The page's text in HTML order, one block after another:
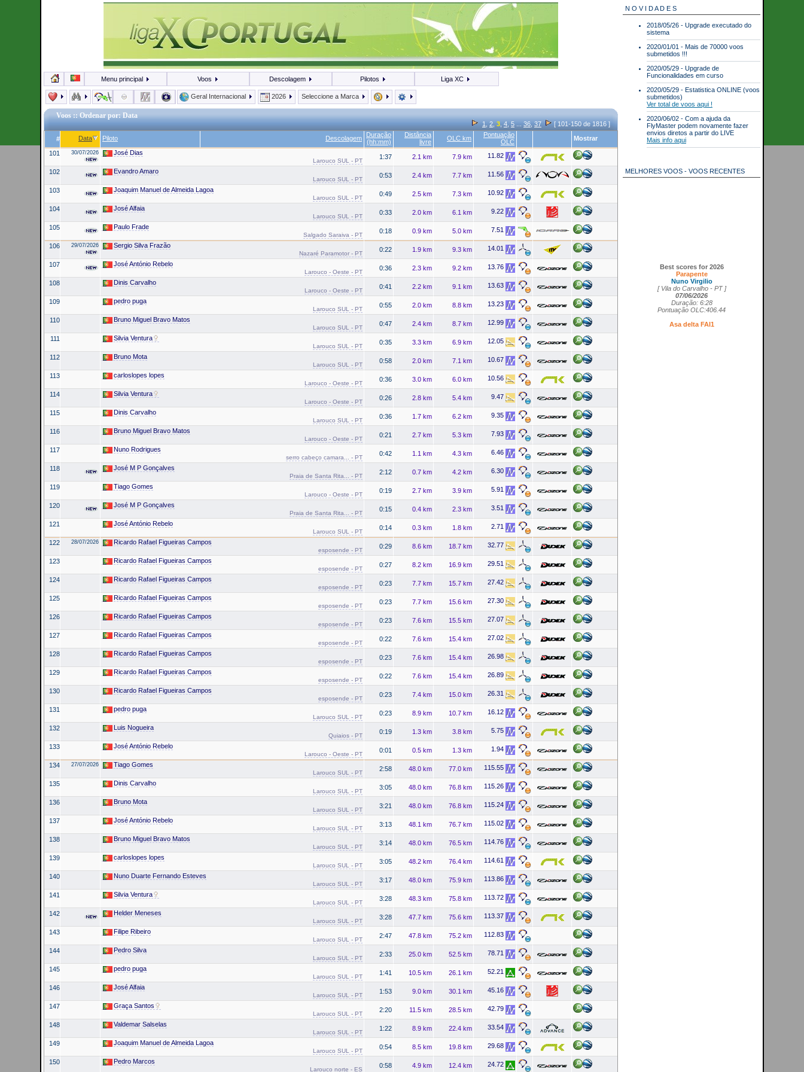
Menu principal Voos Descolagem Pilotos Liga XC
Geral Internacional 2026 Seleccione a Marca
Voos :: Ordenar por: Data
1 2 3 4 5 36 37 [ 101-150 de 1816 ]
# Data Piloto Descolagem
Duração
(hh:mm)
Distância
livre
OLC km
Pontuação
OLC
Mostrar
101 30/07/2026 José Dias
Larouco SUL - PT
1:37 2.1 km 7.9 km 11.82
102 Evandro Amaro
Larouco SUL - PT
0:53 2.4 km 7.7 km 11.56
103 Joaquim Manuel de Almeida Lagoa
Larouco SUL - PT
0:49 2.5 km 7.3 km 10.92
104 José Alfaia
Larouco SUL - PT
0:33 2.0 km 6.1 km 9.22
105 Paulo Frade
Salgado Saraiva - PT
0:18 0.9 km 5.0 km 7.51
106 29/07/2026 Sergio Silva Frazão
Nazaré Paramotor - PT
0:22 1.9 km 9.3 km 14.01
107 José António Rebelo
Larouco - Oeste - PT
0:36 2.3 km 9.2 km 13.76
108 Dinis Carvalho
Larouco - Oeste - PT
0:41 2.2 km 9.1 km 13.63
109 pedro puga
Larouco SUL - PT
0:55 2.0 km 8.8 km 13.23
110 Bruno Miguel Bravo Matos
Larouco SUL - PT
0:47 2.4 km 8.7 km 12.99
111 Silvia Ventura
Larouco SUL - PT
0:35 3.3 km 6.9 km 12.05
112 Bruno Mota
Larouco SUL - PT
0:58 2.0 km 7.1 km 10.67
113 carloslopes lopes
Larouco - Oeste - PT
0:36 3.0 km 6.0 km 10.56
114 Silvia Ventura
Larouco - Oeste - PT
0:26 2.8 km 5.4 km 9.47
115 Dinis Carvalho
Larouco SUL - PT
0:36 1.7 km 6.2 km 9.35
116 Bruno Miguel Bravo Matos
Larouco - Oeste - PT
0:21 2.7 km 5.3 km 7.93
117 Nuno Rodrigues
serro cabeço camara... - PT
0:42 1.1 km 4.3 km 6.46
118 José M P Gonçalves
Praia de Santa Rita... - PT
2:12 0.7 km 4.2 km 6.30
119 Tiago Gomes
Larouco - Oeste - PT
0:19 2.7 km 3.9 km 5.91
120 José M P Gonçalves
Praia de Santa Rita... - PT
0:15 0.4 km 2.3 km 3.51
121 José António Rebelo
Larouco SUL - PT
0:14 0.3 km 1.8 km 2.71
122 28/07/2026 Ricardo Rafael Figueiras Campos
esposende - PT
0:29 8.6 km 18.7 km 32.77
123 Ricardo Rafael Figueiras Campos
esposende - PT
0:27 8.2 km 16.9 km 29.51
124 Ricardo Rafael Figueiras Campos
esposende - PT
0:23 7.7 km 15.7 km 27.42
125 Ricardo Rafael Figueiras Campos
esposende - PT
0:23 7.7 km 15.6 km 27.30
126 Ricardo Rafael Figueiras Campos
esposende - PT
0:23 7.6 km 15.5 km 27.07
127 Ricardo Rafael Figueiras Campos
esposende - PT
0:22 7.6 km 15.4 km 27.02
128 Ricardo Rafael Figueiras Campos
esposende - PT
0:23 7.6 km 15.4 km 26.98
129 Ricardo Rafael Figueiras Campos
esposende - PT
0:22 7.6 km 15.4 km 26.89
130 Ricardo Rafael Figueiras Campos
esposende - PT
0:23 7.4 km 15.0 km 26.31
131 pedro puga
Larouco SUL - PT
0:23 8.9 km 10.7 km 16.12
132 Luis Nogueira
Quiaios - PT
0:19 1.3 km 3.8 km 5.75
133 José António Rebelo
Larouco - Oeste - PT
0:01 0.5 km 1.3 km 1.94
134 27/07/2026 Tiago Gomes
Larouco SUL - PT
2:58 48.0 km 77.0 km 115.55
135 Dinis Carvalho
Larouco SUL - PT
3:05 48.0 km 76.8 km 115.26
136 Bruno Mota
Larouco SUL - PT
3:21 48.0 km 76.8 km 115.24
137 José António Rebelo
Larouco SUL - PT
3:13 48.1 km 76.7 km 115.02
138 Bruno Miguel Bravo Matos
Larouco SUL - PT
3:14 48.0 km 76.5 km 114.76
139 carloslopes lopes
Larouco SUL - PT
3:05 48.2 km 76.4 km 114.61
140 Nuno Duarte Fernando Esteves
Larouco SUL - PT
3:17 48.0 km 75.9 km 113.86
141 Silvia Ventura
Larouco SUL - PT
3:28 48.3 km 75.8 km 113.72
142 Helder Meneses
Larouco SUL - PT
3:28 47.7 km 75.6 km 113.37
143 Filipe Ribeiro
Larouco SUL - PT
2:47 47.8 km 75.2 km 112.83
144 Pedro Silva
Larouco SUL - PT
2:33 25.0 km 52.5 km 78.71
145 pedro puga
Larouco SUL - PT
1:41 10.5 km 26.1 km 52.21
146 José Alfaia
Larouco SUL - PT
1:53 9.0 km 30.1 km 45.16
147 Graça Santos
Larouco SUL - PT
2:20 11.5 km 28.5 km 42.79
148 Valdemar Salselas
Larouco SUL - PT
1:22 8.9 km 22.4 km 33.54
149 Joaquim Manuel de Almeida Lagoa
Larouco SUL - PT
0:54 8.5 km 19.8 km 29.68
150 Pedro Marcos
Larouco norte - ES
0:58 4.9 km 12.4 km 24.72
N O V I D A D E S
2018/05/26 - Upgrade executado do
sistema
2020/01/01 - Mais de 70000 voos
submetidos !!!
2020/05/29 - Upgrade de
Funcionalidades em curso
2020/05/29 - Estatistica ONLINE (voos
submetidos)
Ver total de voos aqui !
2020/06/02 - Com a ajuda da
FlyMaster podem novamente fazer
envios diretos a partir do LIVE
Mais info aqui
MELHORES VOOS - VOOS RECENTES
Parapente
Nuno Virgilio
[ Vila do Carvalho - PT ]
07/06/2026
Duração: 6:28
Pontuação OLC:406.44
Cedrick Vils